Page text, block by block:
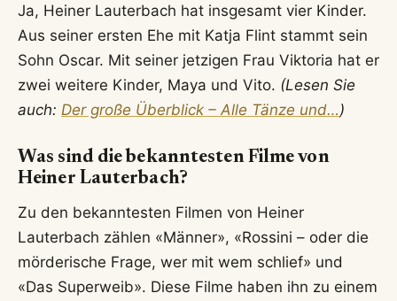
Ja, Heiner Lauterbach hat insgesamt vier Kinder.
Aus seiner ersten Ehe mit Katja Flint stammt sein
Sohn Oscar. Mit seiner jetzigen Frau Viktoria hat er
zwei weitere Kinder, Maya und Vito. (Lesen Sie
auch: Der große Überblick – Alle Tänze und…)
Was sind die bekanntesten Filme von
Heiner Lauterbach?
Zu den bekanntesten Filmen von Heiner
Lauterbach zählen «Männer», «Rossini – oder die
mörderische Frage, wer mit wem schlief» und
«Das Superweib». Diese Filme haben ihn zu einem